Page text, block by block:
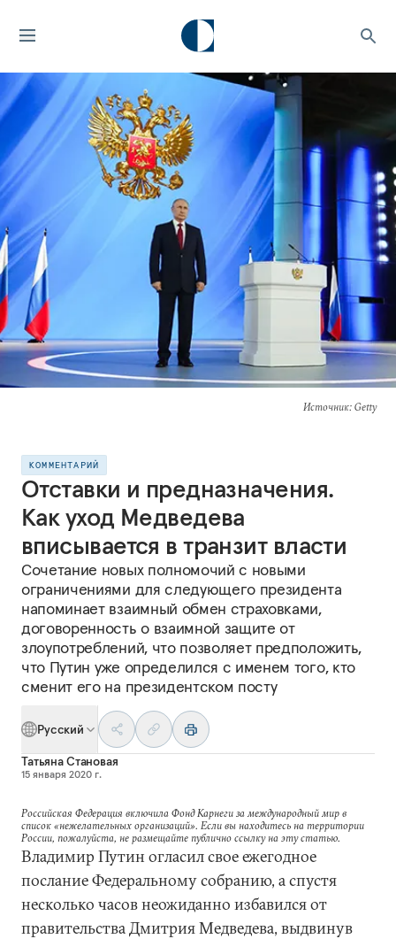
Источник: Getty
КОММЕНТАРИЙ
Отставки и предназначения.
Как уход Медведева
вписывается в транзит власти
Сочетание новых полномочий с новыми
ограничениями для следующего президента
напоминает взаимный обмен страховками,
договоренность о взаимной защите от
злоупотреблений, что позволяет предположить,
что Путин уже определился с именем того, кто
сменит его на президентском посту
Русский
Татьяна Становая
15 января 2020 г.
Российская Федерация включила Фонд Карнеги за международный мир в
список «нежелательных организаций». Если вы находитесь на территории
России, пожалуйста, не размещайте публично ссылку на эту статью.
Владимир Путин огласил свое ежегодное
послание Федеральному собранию, а спустя
несколько часов неожиданно избавился от
правительства Дмитрия Медведева, выдвинув